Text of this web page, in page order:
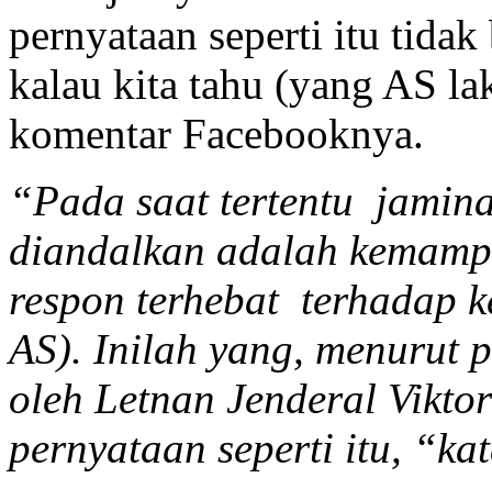
pernyataan seperti itu
kalau kita tahu (yang AS
komentar Facebooknya.
“Pada saat tertentu
diandalkan adalah
respon terhebat terhadap
AS). Inilah yang, menurut
oleh Letnan Jenderal
pernyataan seperti itu,